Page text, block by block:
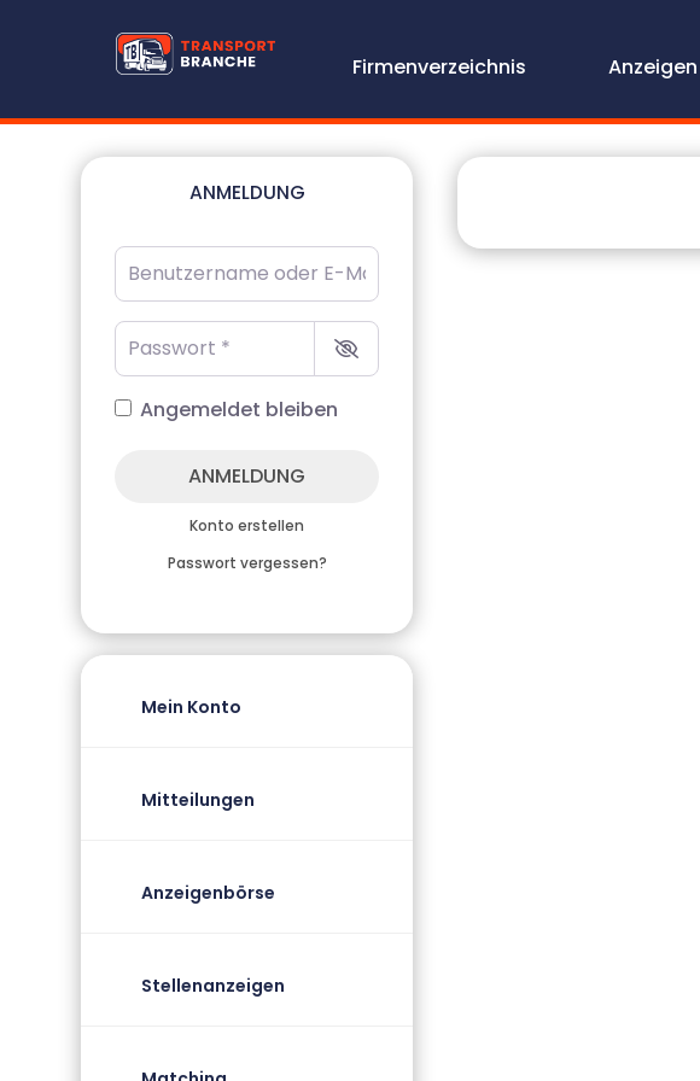
Firmenverzeichnis Anzeigen
ANMELDUNG
Benutzername oder E-Mail-Adresse*
Passwort
Angemeldet bleiben
ANMELDUNG
Konto erstellen
Passwort vergessen?
Mein Konto
Mitteilungen
Anzeigenbörse
Stellenanzeigen